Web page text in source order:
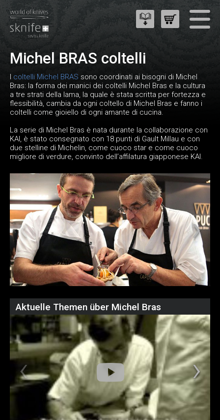
Michel BRAS coltelli
I coltelli Michel BRAS sono coordinati ai bisogni di Michel
Bras: la forma dei manici dei coltelli Michel Bras e la cultura
a tre strati della lama, la quale è stata scritta per fortezza e
flessibilità, cambia da ogni coltello di Michel Bras e fanno i
coltelli come gioiello di ogni amante di cucina.
La serie di Michel Bras è nata durante la collaborazione con
KAI, è stato consegnato con 18 punti di Gault Millau e con
due stelline di Michelin, come cuoco star e come cuoco
migliore di verdure, convinto dell’affilatura giapponese KAI.
Aktuelle Themen über Michel Bras